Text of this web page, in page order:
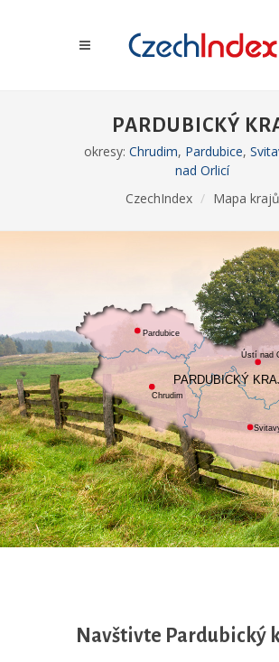
PARDUBICKÝ
okresy: Chrudim, Pardubice,
nad Orlicí
CzechIndex
Mapa krajů
PARDUBICKÝ
Pardubice
Chrudim
Ústí nad
Navštivte Pardubický